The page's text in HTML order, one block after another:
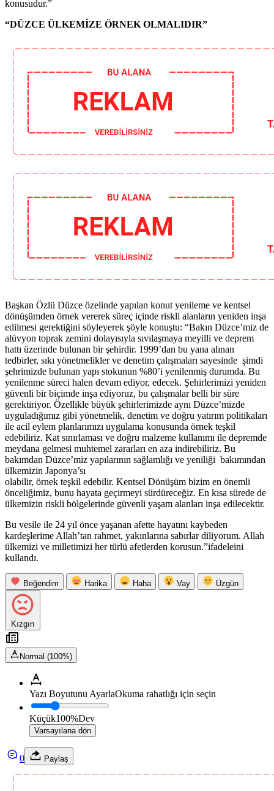
konusudur.”
“DÜZCE ÜLKEMİZE ÖRNEK OLMALIDIR”
Başkan Özlü Düzce özelinde yapılan konut yenileme ve kentsel
dönüşümden örnek vererek süreç içinde riskli alanların yeniden inşa
edilmesi gerektiğini söyleyerek şöyle konuştu: “Bakın Düzce’miz de
alüvyon toprak zemini dolayısıyla sıvılaşmaya meyilli ve deprem
hattı üzerinde bulunan bir şehirdir. 1999’dan bu yana alınan
tedbirler, sıkı yönetmelikler ve denetim çalışmaları sayesinde şimdi
şehrimizde bulunan yapı stokunun %80’i yenilenmiş durumda. Bu
yenilenme süreci halen devam ediyor, edecek. Şehirlerimizi yeniden
güvenli bir biçimde inşa ediyoruz, bu çalışmalar belli bir süre
gerektiriyor. Özellikle büyük şehirlerimizde aynı Düzce’mizde
uyguladığımız gibi yönetmelik, denetim ve doğru yatırım politikaları
ile acil eylem planlarımızı uygulama konusunda örnek teşkil
edebiliriz. Kat sınırlaması ve doğru malzeme kullanımı ile depremde
meydana gelmesi muhtemel zararları en aza indirebiliriz. Bu
bakımdan Düzce’miz yapılarının sağlamlığı ve yeniliği bakımından
ülkemizin Japonya’sı
olabilir, örnek teşkil edebilir. Kentsel Dönüşüm bizim en önemli
önceliğimiz, bunu hayata geçirmeyi sürdüreceğiz. En kısa sürede de
ülkemizin riskli bölgelerinde güvenli yaşam alanları inşa edilecektir.
Bu vesile ile 24 yıl önce yaşanan afette hayatını kaybeden
kardeşlerime Allah’tan rahmet, yakınlarına sabırlar diliyorum. Allah
ülkemizi ve milletimizi her türlü afetlerden korusun.”ifadeleini
kullandı.
Beğendim Harika Haha Vay Üzgün
Kızgın
Normal (100%)
Yazı Boyutunu AyarlaOkuma rahatlığı için seçin
Küçük100%Dev
Varsayılana dön
0 Paylaş